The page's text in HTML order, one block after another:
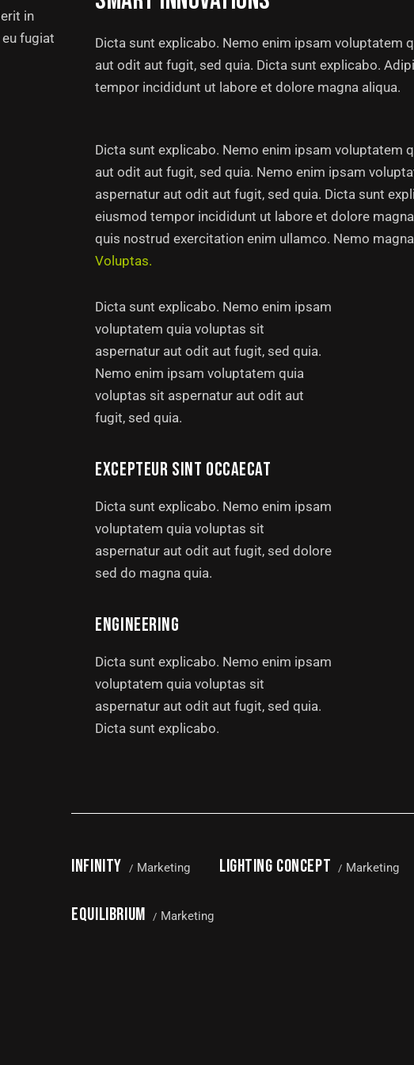
in
fugiat
Dicta sunt explicabo. Nemo enim ipsam voluptatem
aut odit aut fugit, sed quia. Dicta sunt explicabo.
tempor incididunt ut labore et dolore magna aliqua.
Dicta sunt explicabo. Nemo enim ipsam voluptatem
aut odit aut fugit, sed quia. Nemo enim ipsam
aspernatur aut odit aut fugit, sed quia. Dicta sunt
eiusmod tempor incididunt ut labore et dolore
quis nostrud exercitation enim ullamco. Nemo
Voluptas.
Dicta sunt explicabo. Nemo enim ipsam
voluptatem quia voluptas sit
aspernatur aut odit aut fugit, sed quia.
Nemo enim ipsam voluptatem quia
voluptas sit aspernatur aut odit aut
fugit, sed quia.
EXCEPTEUR SINT OCCAECAT
Dicta sunt explicabo. Nemo enim ipsam
voluptatem quia voluptas sit
aspernatur aut odit aut fugit, sed dolore
sed do magna quia.
ENGINEERING
Dicta sunt explicabo. Nemo enim ipsam
voluptatem quia voluptas sit
aspernatur aut odit aut fugit, sed quia.
Dicta sunt explicabo.
Marketing
INFINITY Marketing
LIGHTING CONCEPT
Marketing
EQUILIBRIUM